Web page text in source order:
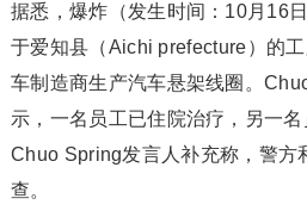
据悉，爆炸（发生时间：10月16
于爱知县（Aichi prefecture）的
车制造商生产汽车悬架线圈。
示，一名员工已住院治疗，另一名
Chuo Spring发言人补充称，警方
查。